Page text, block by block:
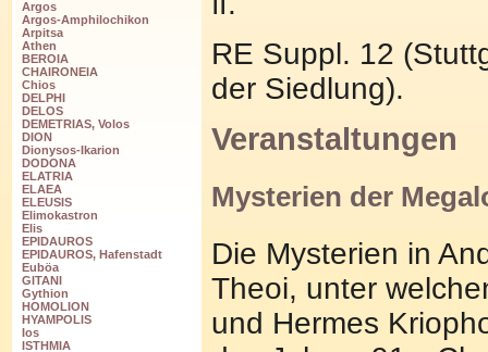
Argos
Argos-Amphilochikon
Arpitsa
Athen
BEROIA
CHAIRONEIA
Chios
DELPHI
DELOS
DEMETRIAS, Volos
DION
Dionysos-Ikarion
DODONA
ELATRIA
ELAEA
ELEUSIS
Elimokastron
Elis
EPIDAUROS
EPIDAUROS, Hafenstadt
Euböa
GITANI
Gythion
HOMOLION
HYAMPOLIS
Ios
ISTHMIA
RE Suppl. 12
der Siedlung).
Veranstaltungen
Mysterien der
Die Mysterien in
Theoi, unter
und Hermes